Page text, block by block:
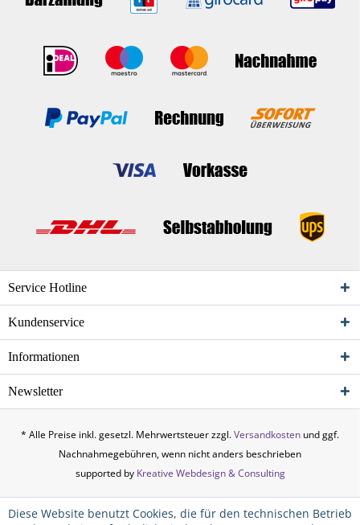
Service Hotline
Kundenservice
Informationen
Newsletter
* Alle Preise inkl. gesetzl. Mehrwertsteuer zzgl.Versandkosten und ggf.
Nachnahmegebühren, wenn nicht anders beschrieben
supported by Kreative Webdesign & Consulting
Diese Website benutzt Cookies, die für den technischen Betrieb